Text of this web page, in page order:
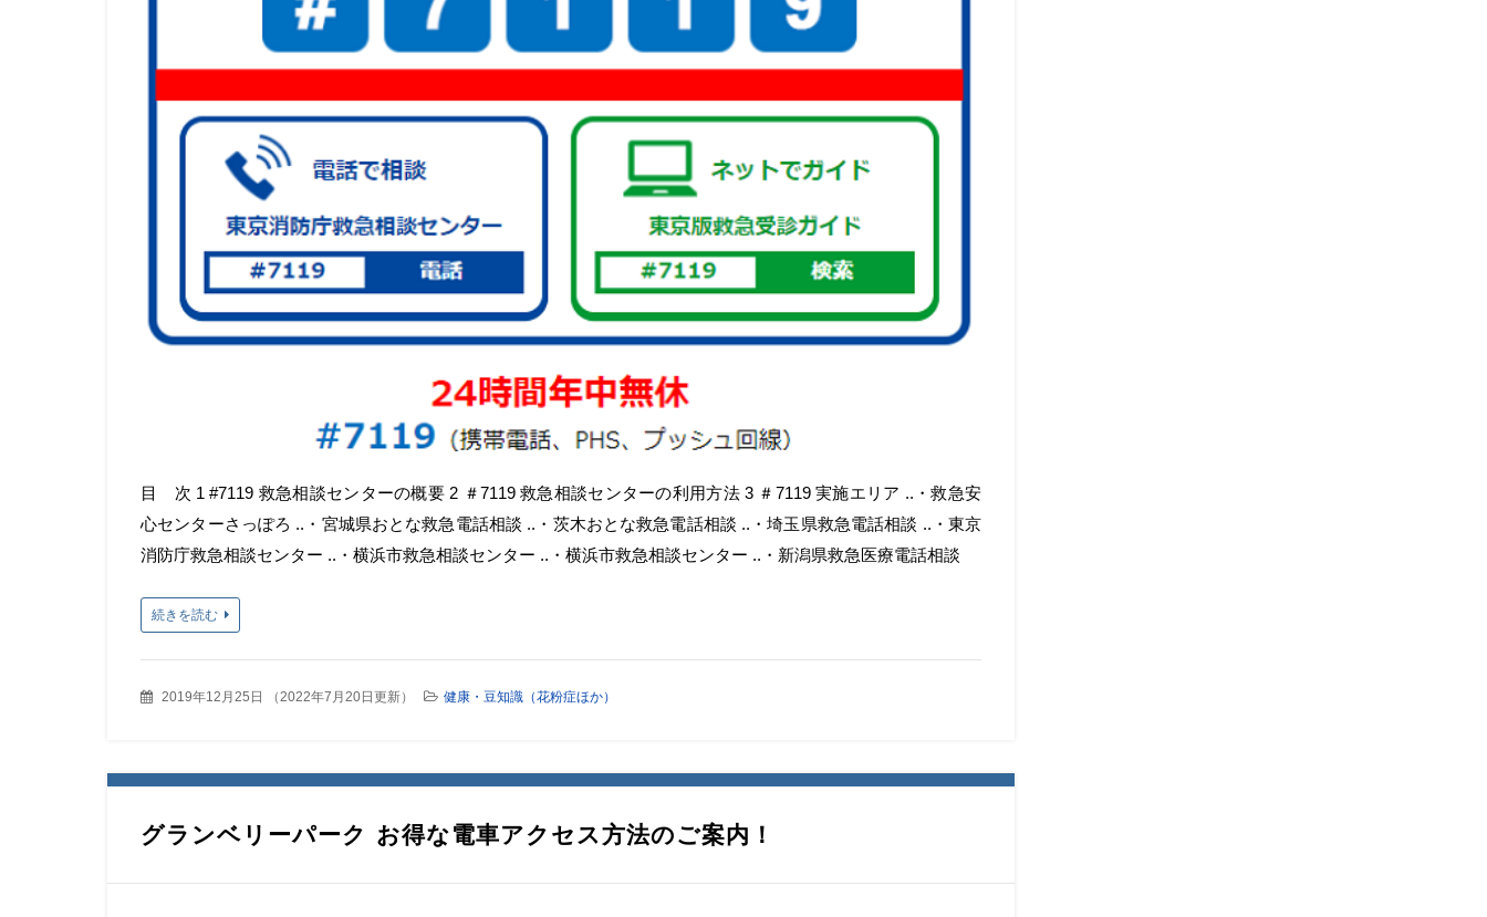
目 次 1 #7119 救急相談センターの概要 2 ＃7119 救急相談センターの利用方法 3 ＃7119 実施エリア ..・救急安
心センターさっぽろ ..・宮城県おとな救急電話相談 ..・茨木おとな救急電話相談 ..・埼玉県救急電話相談 ..・東京
消防庁救急相談センター ..・横浜市救急相談センター ..・横浜市救急相談センター ..・新潟県救急医療電話相談
続きを読む
2019年12月25日 （ 2022年7月20日更新） 健康・豆知識（花粉症ほか）
グランベリーパーク お得な電車アクセス方法のご案内！